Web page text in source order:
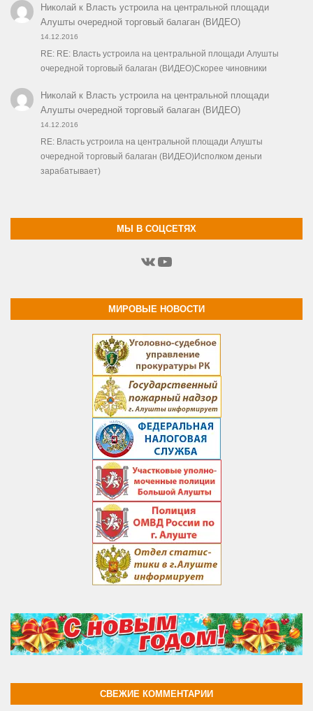
Николайк Власть устроила на центральной площади
Алушты очередной торговый балаган (ВИДЕО)
14.12.2016
RE: RE: Власть устроила на центральной площади Алушты
очередной торговый балаган (ВИДЕО)Скорее чиновники
Николайк Власть устроила на центральной площади
Алушты очередной торговый балаган (ВИДЕО)
14.12.2016
RE: Власть устроила на центральной площади Алушты
очередной торговый балаган (ВИДЕО)Исполком деньги
зарабатывает)
МЫ В СОЦСЕТЯХ
ВКонтакте
YouTube
МИРОВЫЕ НОВОСТИ
СВЕЖИЕ КОММЕНТАРИИ